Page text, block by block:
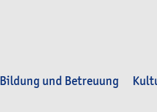
Bildung und Betreuung